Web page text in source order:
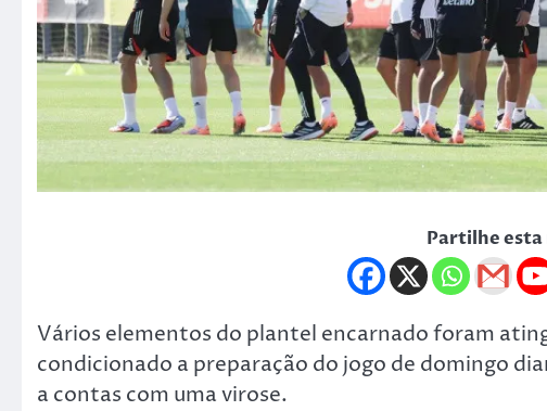
Partilhe
Vários elementos do plantel encarnado foram
condicionado a preparação do jogo de domingo
a contas com uma virose.